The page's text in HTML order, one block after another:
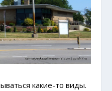
какие-то виды.